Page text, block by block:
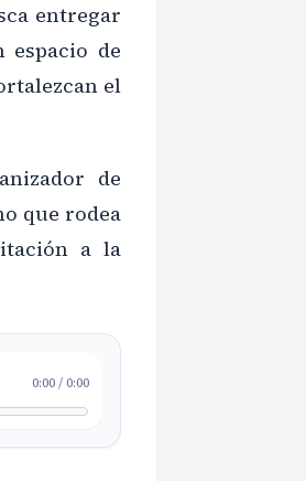
entregar
espacio de
el
de
que rodea
a la
0:00/0:00